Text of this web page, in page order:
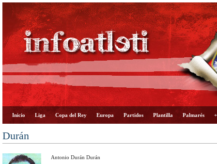
Inicio Liga Copa del Rey Europa Partidos Plantilla Palmarés
Durán
Antonio Durán Durán